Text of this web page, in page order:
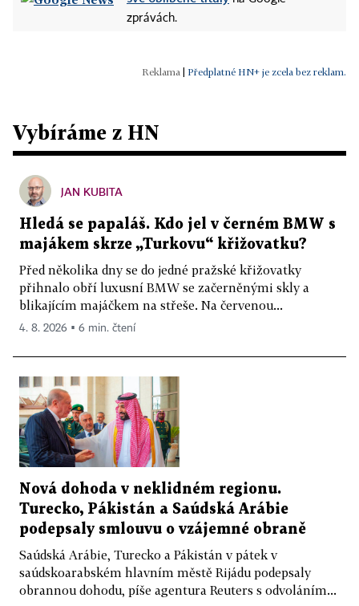
zprávách.
Předplatné HN+ je zcela bez reklam.
Vybíráme z HN
JAN KUBITA
Hledá se papaláš. Kdo jel v černém BMW s
majákem skrze „Turkovu“ křižovatku?
Před několika dny se do jedné pražské křižovatky
přihnalo obří luxusní BMW se začerněnými skly a
blikajícím majáčkem na střeše. Na červenou...
4. 8. 2026 ▪ 6 min. čtení
Nová dohoda v neklidném regionu.
Turecko, Pákistán a Saúdská Arábie
podepsaly smlouvu o vzájemné obraně
Saúdská Arábie, Turecko a Pákistán v pátek v
saúdskoarabském hlavním městě Rijádu podepsaly
obrannou dohodu, píše agentura Reuters s odvoláním...